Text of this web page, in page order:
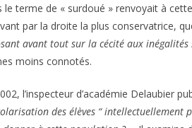
le terme de « surdoué » renvoyait à
par la droite la plus conservatrice,
avant tout sur la cécité aux inégalités
moins connotés.
l’inspecteur d’académie Delaubier
des élèves “ intellectuellement